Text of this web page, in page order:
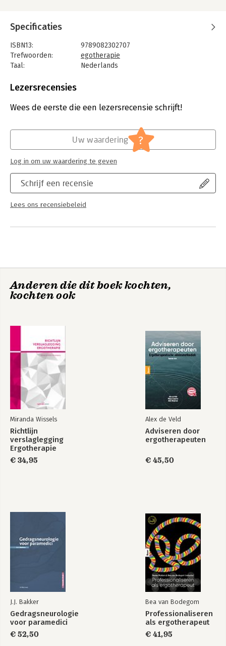
Specificaties
ISBN13:
9789082302707
Trefwoorden:
egotherapie
Taal:
Nederlands
Aantal pagina's:
Druk:
1
Psychologie
Lezersrecensies
Wees de eerste die een lezersrecensie schrijft!
Schrijf een recensie
Lees ons recensiebeleid
Uw waardering ?
Log in om uw waardering te geven
Anderen die dit boek kochten,
kochten ook
Miranda Wissels
Richtlijn
verslaglegging
Ergotherapie
€ 34,95
Alex de Veld
Adviseren door
ergotherapeuten
€ 45,50
J.J. Bakker
Gedragsneurologie
voor paramedici
€ 52,50
Bea van Bodegom
Professionaliseren
als ergotherapeut
€ 41,95